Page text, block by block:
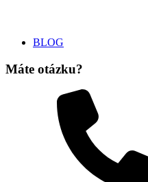
BLOG
Máte otázku?